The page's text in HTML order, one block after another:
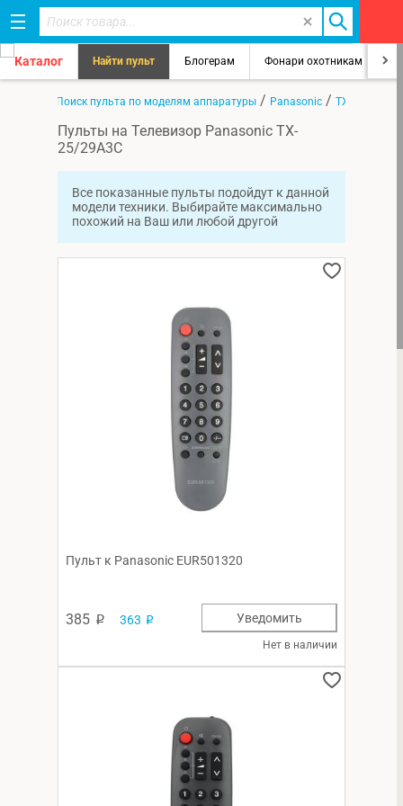
Каталог Найти пульт Блогерам Фонари охотникам
Поиск пульта по моделям аппаратуры / Panasonic / TX-25/29A3C
Пульты на Телевизор Panasonic TX-
25/29A3C
Все показанные пульты подойдут к данной
модели техники. Выбирайте максимально
похожий на Ваш или любой другой
Пульт к Panasonic EUR501320
385 p 363 p
Нет в наличии
Уведомить